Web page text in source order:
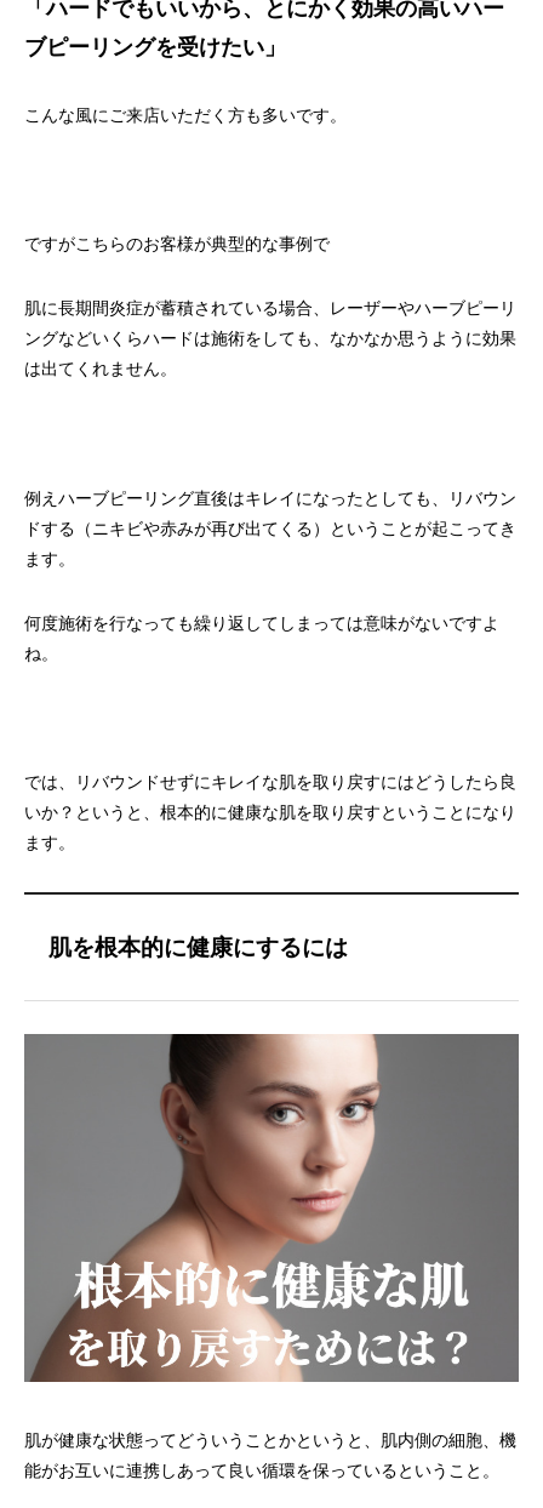
「ハードでもいいから、とにかく効果の高いハー
ブピーリングを受けたい」
こんな風にご来店いただく方も多いです。
ですがこちらのお客様が典型的な事例で
肌に長期間炎症が蓄積されている場合、レーザーやハーブピーリ
ングなどいくらハードは施術をしても、なかなか思うように効果
は出てくれません。
例えハーブピーリング直後はキレイになったとしても、リバウン
ドする（ニキビや赤みが再び出てくる）ということが起こってき
ます。
何度施術を行なっても繰り返してしまっては意味がないですよ
ね。
では、リバウンドせずにキレイな肌を取り戻すにはどうしたら良
いか？というと、根本的に健康な肌を取り戻すということになり
ます。
肌を根本的に健康にするには
肌が健康な状態ってどういうことかというと、肌内側の細胞、機
能がお互いに連携しあって良い循環を保っているということ。